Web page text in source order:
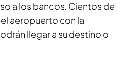
a los bancos. Cientos de
aeropuerto con la
llegar a su destino o